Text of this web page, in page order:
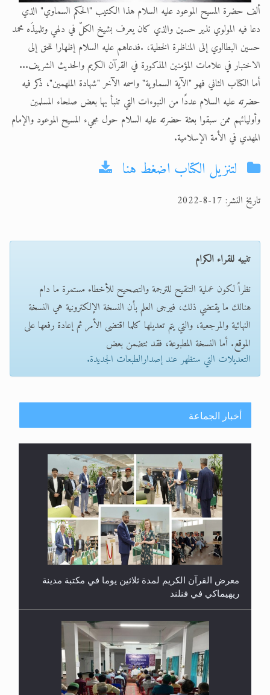
ألف حضرة المسيح الموعود عليه السلام هذا الكتيب "الحكم السماوي" الذي
دعا فيه المولوي نذير حسين والذي كان يعرف بشيخ الكلّ في دلهي وتلميذَه محمد
حسين البطالوي إلى المناظرة الخطية، .فدعاهم عليه السلام إظهارا للحق إلى
الاختبار في علامات المؤمنين المذكورة في القرآن الكريم والحديث الشريف...
أما الكتاب الثاني فهو "الآية السماوية" واسمه الآخر "شهادة الملهمين"، ذكر فيه
حضرته عليه السلام عددًا من النبوءات التي تنبأ بها بعض صلحاء المسلمين
وأوليائهم ممن سبقوا بعثة حضرته عليه السلام حول مجيء المسيح الموعود والإمام
المهدي في الأمة الإسلامية.
لتنزيل الكتاب اضغط هنا
تاريخ النشر: 17-8-2022
تنبيه للقراء الكرام
نظراً لكون عملية التنقيح للترجمة والتصحيح للأخطاء مستمرة ما دام
هنالك ما يقتضي ذلك، فيرجى العلم بأن النسخة الإلكترونية هي النسخة
النهائية والمرجعية، والتي يتم تعديلها كلما اقتضى الأمر ثم إعادة رفعها على
الموقع. أما النسخة المطبوعة، فقد تتضمن بعض
التعديلات التي ستظهر عند إصدارالطبعات الجديدة.
أخبار الجماعة
معرض القرآن الكريم لمدة ثلاثين يوما في مكتبة مدينة
ريهيماكي في فنلند